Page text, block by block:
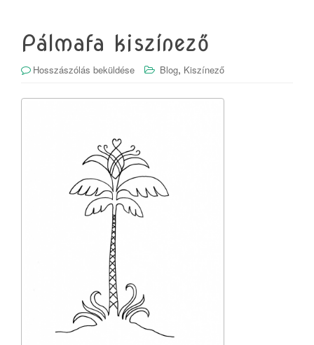
Pálmafa kiszínező
Hosszászólás beküldése Blog, Kiszínező